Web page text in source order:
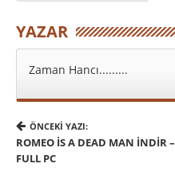
YAZAR
Zaman Hancı.........
ÖNCEKI YAZI:
ROMEO IS A DEAD MAN İNDIR –
FULL PC